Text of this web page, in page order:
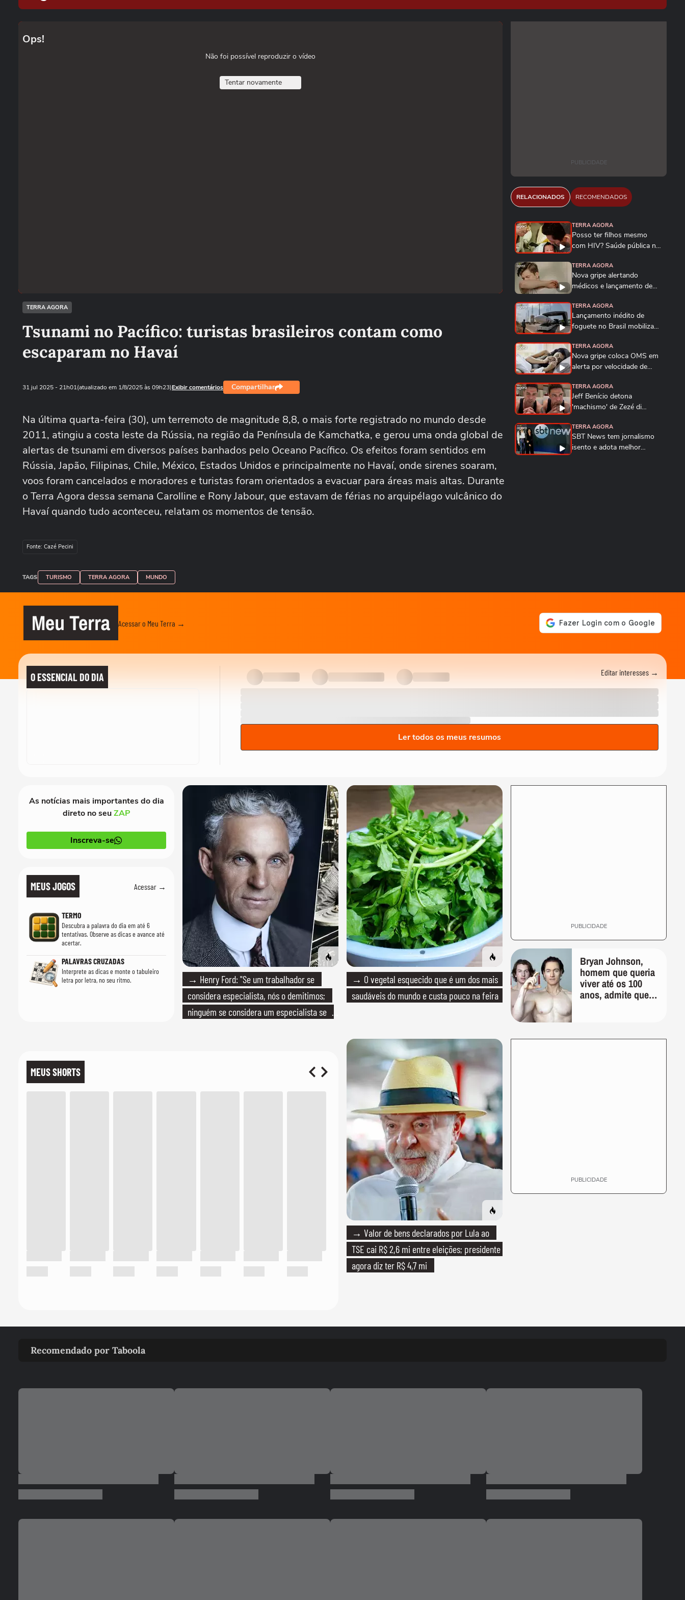
Ops!
Não foi possível reproduzir o vídeo
Tentar novamente
TERRA AGORA
Tsunami no Pacífico: turistas brasileiros contam como
escaparam no Havaí
31 jul 2025- 21h01(atualizado em 1/8/2025 às 09h23)Exibir comentários Compartilhar
Na última quarta-feira (30), um terremoto de magnitude 8,8, o mais forte registrado no mundo desde
2011, atingiu a costa leste da Rússia, na região da Península de Kamchatka, e gerou uma onda global de
alertas de tsunami em diversos países banhados pelo Oceano Pacífico. Os efeitos foram sentidos em
Rússia, Japão, Filipinas, Chile, México, Estados Unidos e principalmente no Havaí, onde sirenes soaram,
voos foram cancelados e moradores e turistas foram orientados a evacuar para áreas mais altas. Durante
o Terra Agora dessa semana Carolline e Rony Jabour, que estavam de férias no arquipélago vulcânico do
Havaí quando tudo aconteceu, relatam os momentos de tensão.
Fonte: Cazé Pecini
TAGS TURISMO TERRA AGORA MUNDO
PUBLICIDADE
RELACIONADOS RECOMENDADOS
TERRA AGORA
Posso ter filhos mesmo
com HIV? Saúde pública no
TERRA AGORA
Nova gripe alertando
médicos e lançamento de
TERRA AGORA
Lançamento inédito de
foguete no Brasil mobiliza
TERRA AGORA
Nova gripe coloca OMS em
alerta por velocidade de
TERRA AGORA
Jeff Benício detona
'machismo' de Zezé di
TERRA AGORA
SBT News tem jornalismo
isento e adota melhor
apresentadora da Record...
TERRA AGORA
TERRA AGORA
A mudança climática
começa em casa: como a
Manutenção do mandato de
TERRA AGORA
Meu Terra Acessar o Meu Terra →
O ESSENCIAL DO DIA Editar interesses →
Ler todos os meus resumos
MEUS JOGOS Acessar →
TERMO
Descubra a palavra do dia em até 6
tentativas. Observe as dicas e avance até
acertar.
PALAVRAS CRUZADAS
Interprete as dicas e monte o tabuleiro
letra por letra, no seu ritmo.
→ Henry Ford: "Se um trabalhador se
considera especialista, nós o demitimos;
ninguém se considera um especialista se
→ O vegetal esquecido que é um dos mais
saudáveis do mundo e custa pouco na feira
PUBLICIDADE
→ Valor de bens declarados por Lula ao
TSE cai R$ 2,6 mi entre eleições; presidente
agora diz ter R$ 4,7 mi
Bryan Johnson,
homem que queria
viver até os 100
anos, admite que
MEUS SHORTS
PUBLICIDADE
As notícias mais importantes do dia
direto no seuZAP
Inscreva-se
Recomendado por Taboola